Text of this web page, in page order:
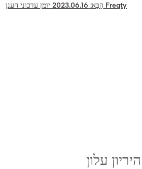
הַבָּא: 2023.06.16 יומן עדכוני הענן Freqty
היריון עלון